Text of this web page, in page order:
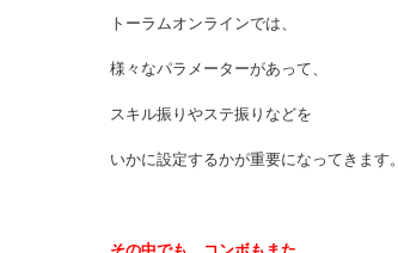
トーラムオンラインでは、
様々なパラメーターがあって、
スキル振りやステ振りなどを
いかに設定するかが重要になってきます。